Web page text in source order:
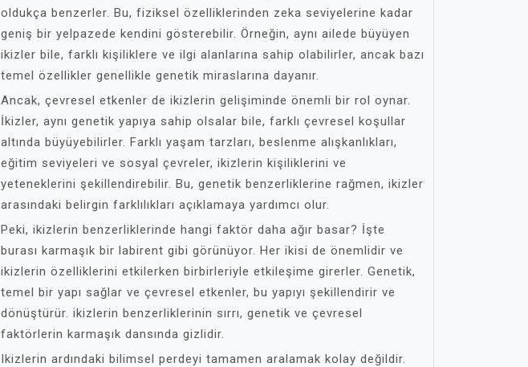
oldukça benzerler. Bu, fiziksel özelliklerinden zeka seviyelerine kadar
geniş bir yelpazede kendini gösterebilir. Örneğin, aynı ailede büyüyen
ikizler bile, farklı kişiliklere ve ilgi alanlarına sahip olabilirler, ancak bazı
temel özellikler genellikle genetik miraslarına dayanır.
Ancak, çevresel etkenler de ikizlerin gelişiminde önemli bir rol oynar.
İkizler, aynı genetik yapıya sahip olsalar bile, farklı çevresel koşullar
altında büyüyebilirler. Farklı yaşam tarzları, beslenme alışkanlıkları,
eğitim seviyeleri ve sosyal çevreler, ikizlerin kişiliklerini ve
yeteneklerini şekillendirebilir. Bu, genetik benzerliklerine rağmen, ikizler
arasındaki belirgin farklılıkları açıklamaya yardımcı olur.
Peki, ikizlerin benzerliklerinde hangi faktör daha ağır basar? İşte
burası karmaşık bir labirent gibi görünüyor. Her ikisi de önemlidir ve
ikizlerin özelliklerini etkilerken birbirleriyle etkileşime girerler. Genetik,
temel bir yapı sağlar ve çevresel etkenler, bu yapıyı şekillendirir ve
dönüştürür. ikizlerin benzerliklerinin sırrı, genetik ve çevresel
faktörlerin karmaşık dansında gizlidir.
Ikizlerin ardındaki bilimsel perdeyi tamamen aralamak kolay değildir.